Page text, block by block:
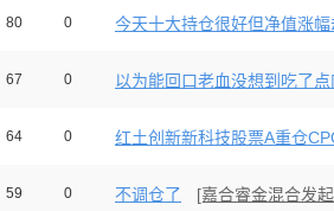
80 0 今天十大持仓很好但净值涨
67 0 以为能回口老血没想到吃了
64 0 红土创新新科技股票A重仓
59 0 不调仓了 [嘉合睿金混合发